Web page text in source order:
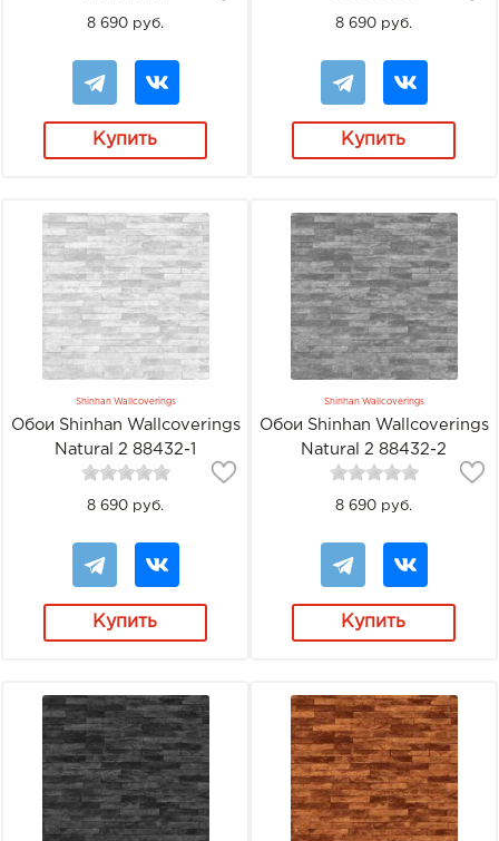
8 690 руб.
Купить
8 690 руб.
Купить
Shinhan Wallcoverings
Обои Shinhan Wallcoverings
Natural 2 88432-1
8 690 руб.
Купить
Shinhan Wallcoverings
Обои Shinhan Wallcoverings
Natural 2 88432-2
8 690 руб.
Купить